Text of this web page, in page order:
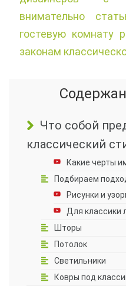
внимательно
гостевую комнату
законам
Что собой
классический
Какие черты
Подбираем
Рисунки и
Для классики
Шторы
Потолок
Светильники
Ковры под